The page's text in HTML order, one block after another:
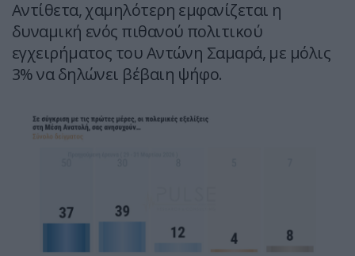
Αντίθετα, χαμηλότερη εμφανίζεται η
δυναμική ενός πιθανού πολιτικού
εγχειρήματος του Αντώνη Σαμαρά, με μόλις
3% να δηλώνει βέβαιη ψήφο.